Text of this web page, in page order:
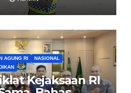
AGUNG RI
NASIONAL
Kejaksaan RI